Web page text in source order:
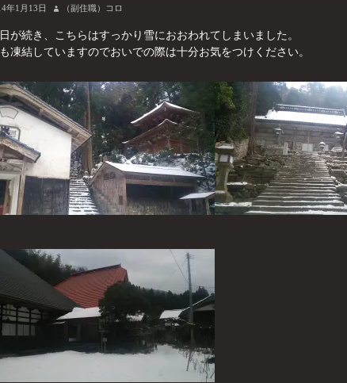
年1月13日 （副住職）コロ
が続き、こちらはすっかり雪におおわれてしまいました。
凍結していますのでおいでの際は十分お気をつけください。